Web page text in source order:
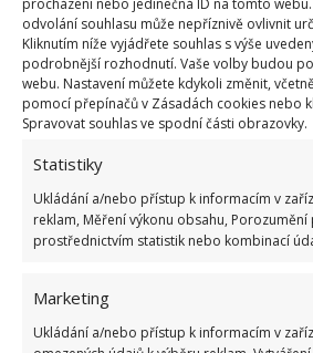
procházení nebo jedinečná ID na tomto
odvolání souhlasu může nepříznivě ovlivnit
Kliknutím níže vyjádřete souhlas s výše
podrobnější rozhodnutí. Vaše volby budou
webu. Nastavení můžete kdykoli změnit,
pomocí přepínačů v Zásadách cookies nebo
Spravovat souhlas ve spodní části obrazovky.
Statistiky
Ukládání a/nebo přístup k informacím v
reklam, Měření výkonu obsahu, Porozumění
prostřednictvím statistik nebo kombinací
Marketing
Ukládání a/nebo přístup k informacím v
hraboše.
Zdroje:KobietaInteria ,